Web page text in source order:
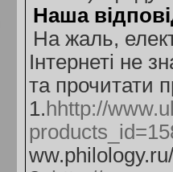
Наша
На жаль,
Інтернеті не
та прочитати
1. hhttp://